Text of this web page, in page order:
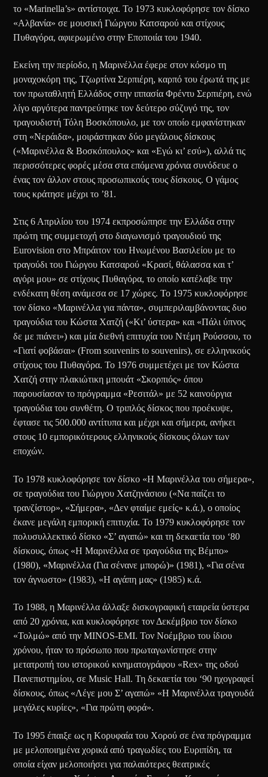
το «Μarinella’s» αντίστοιχα. Το 1973 κυκλοφόρησε τον δίσκο
«Αλβανία» σε μουσική Γιώργου Κατσαρού και στίχους
Πυθαγόρα, αφιερωμένο στην Εποποιία του 1940.
Εκείνη την περίοδο, η Μαρινέλλα έφερε στον κόσμο τη
μοναχοκόρη της, Τζωρτίνα Σερπιέρη, καρπό του έρωτά της με
τον πρωταθλητή Ελλάδος στην ιππασία Φρέντυ Σερπιέρη, ενώ
λίγο αργότερα παντρεύτηκε τον δεύτερο σύζυγό της, τον
τραγουδιστή Τόλη Βοσκόπουλο, με τον οποίο εμφανίστηκαν
στη «Νεράιδα», μοιράστηκαν δύο μεγάλους δίσκους
(«Μαρινέλλα & Βοσκόπουλος» και «Εγώ κι’ εσύ»), αλλά τις
περισσότερες φορές μέσα στα επόμενα χρόνια συνόδευε ο
ένας τον άλλον στους προσωπικούς τους δίσκους. Ο γάμος
τους κράτησε μέχρι το ’81.
Στις 6 Απριλίου του 1974 εκπροσώπησε την Ελλάδα στην
πρώτη της συμμετοχή στο διαγωνισμό τραγουδιού της
Eurovision στο Μπράιτον του Ηνωμένου Βασιλείου με το
τραγούδι του Γιώργου Κατσαρού «Κρασί, θάλασσα και τ’
αγόρι μου» σε στίχους Πυθαγόρα, το οποίο κατέλαβε την
ενδέκατη θέση ανάμεσα σε 17 χώρες. Το 1975 κυκλοφόρησε
τον δίσκο «Μαρινέλλα για πάντα», συμπεριλαμβάνοντας δυο
τραγούδια του Κώστα Χατζή («Κι’ ύστερα» και «Πάλι ύπνος
δε με πιάνει») και μία διεθνή επιτυχία του Ντέμη Ρούσσου, το
«Γιατί φοβάσαι» (From souvenirs to souvenirs), σε ελληνικούς
στίχους του Πυθαγόρα. Το 1976 συμμετέχει με τον Κώστα
Χατζή στην πλακιώτικη μπουάτ «Σκορπιός» όπου
παρουσίασαν το πρόγραμμα «Ρεσιτάλ» με 52 καινούργια
τραγούδια του συνθέτη. Ο τριπλός δίσκος που προέκυψε,
έφτασε τις 500.000 αντίτυπα και μέχρι και σήμερα, ανήκει
στους 10 εμπορικότερους ελληνικούς δίσκους όλων των
εποχών.
Το 1978 κυκλοφόρησε τον δίσκο «Η Μαρινέλλα του σήμερα»,
σε τραγούδια του Γιώργου Χατζηνάσιου («Να παίζει το
τρανζίστορ», «Σήμερα», «Δεν φταίμε εμείς» κ.ά.), ο οποίος
έκανε μεγάλη εμπορική επιτυχία. Το 1979 κυκλοφόρησε τον
πολυσυλλεκτικό δίσκο «Σ’ αγαπώ» και τη δεκαετία του ‘80
δίσκους, όπως «Η Μαρινέλλα σε τραγούδια της Βέμπο»
(1980), «Μαρινέλλα (Για σένανε μπορώ)» (1981), «Για σένα
τον άγνωστο» (1983), «Η αγάπη μας» (1985) κ.ά.
Το 1988, η Μαρινέλλα άλλαξε δισκογραφική εταιρεία ύστερα
από 20 χρόνια, και κυκλοφόρησε τον Δεκέμβριο τον δίσκο
«Τολμώ» από την MINOS-EMI. Τον Νοέμβριο του ίδιου
χρόνου, ήταν το πρόσωπο που πρωταγωνίστησε στην
μετατροπή του ιστορικού κινηματογράφου «Rex» της οδού
Πανεπιστημίου, σε Music Hall. Τη δεκαετία του ‘90 ηχογραφεί
δίσκους, όπως «Λέγε μου Σ’ αγαπώ» «Η Μαρινέλλα τραγουδά
μεγάλες κυρίες», «Για πρώτη φορά».
Το 1995 έπαιξε ως η Κορυφαία του Χορού σε ένα πρόγραμμα
με μελοποιημένα χορικά από τραγωδίες του Ευριπίδη, τα
οποία είχαν μελοποιήσει για παλαιότερες θεατρικές